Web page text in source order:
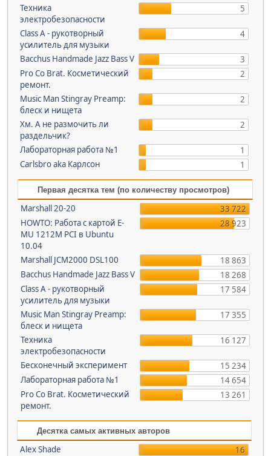
Техника
электробезопасности
5
Class A - рукотворный
усилитель для музыки
4
Bacchus Handmade Jazz Bass V
3
Pro Co Brat. Косметический
ремонт.
2
Music Man Stingray Preamp:
блеск и нищета
2
Хм. А не размочить ли
раздельчик?
2
Лабораторная работа №1
1
Carlsbro aka Карлсон
1
Первая десятка тем (по количеству просмотров)
Marshall 20-20
33 722
HOWTO: Работа с картой E-
MU 1212M PCI в Ubuntu
10.04
28 923
Marshall JCM2000 DSL100
18 863
Bacchus Handmade Jazz Bass V
18 268
Class A - рукотворный
усилитель для музыки
17 584
Music Man Stingray Preamp:
блеск и нищета
17 355
Техника
электробезопасности
16 127
Бесконечный эксперимент
15 234
Лабораторная работа №1
14 654
Pro Co Brat. Косметический
ремонт.
13 261
Десятка самых активных авторов
Alex Shade
16